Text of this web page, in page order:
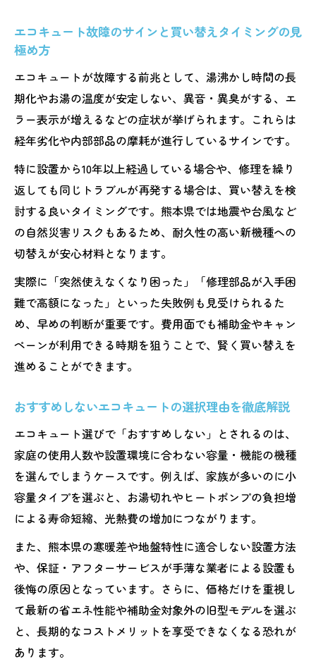
エコキュート故障のサインと買い替えタイミングの見
極め方
エコキュートが故障する前兆として、湯沸かし時間の長
期化やお湯の温度が安定しない、異音・異臭がする、エ
ラー表示が増えるなどの症状が挙げられます。これらは
経年劣化や内部部品の摩耗が進行しているサインです。
特に設置から10年以上経過している場合や、修理を繰り
返しても同じトラブルが再発する場合は、買い替えを検
討する良いタイミングです。熊本県では地震や台風など
の自然災害リスクもあるため、耐久性の高い新機種への
切替えが安心材料となります。
実際に「突然使えなくなり困った」「修理部品が入手困
難で高額になった」といった失敗例も見受けられるた
め、早めの判断が重要です。費用面でも補助金やキャン
ペーンが利用できる時期を狙うことで、賢く買い替えを
進めることができます。
おすすめしないエコキュートの選択理由を徹底解説
エコキュート選びで「おすすめしない」とされるのは、
家庭の使用人数や設置環境に合わない容量・機能の機種
を選んでしまうケースです。例えば、家族が多いのに小
容量タイプを選ぶと、お湯切れやヒートポンプの負担増
による寿命短縮、光熱費の増加につながります。
また、熊本県の寒暖差や地盤特性に適合しない設置方法
や、保証・アフターサービスが手薄な業者による設置も
後悔の原因となっています。さらに、価格だけを重視し
て最新の省エネ性能や補助金対象外の旧型モデルを選ぶ
と、長期的なコストメリットを享受できなくなる恐れが
あります。